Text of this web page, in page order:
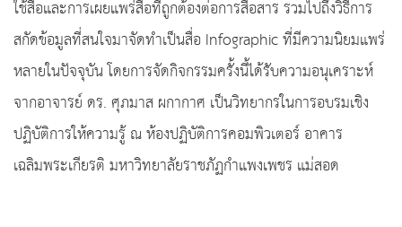
ใช้สื่อและการเผยแพร่สื่อที่ถูกต้องต่อการสื่อสาร รวมไปถึงวิธีการ
สกัดข้อมูลที่สนใจมาจัดทำเป็นสื่อ Infographic ที่มีความนิยมแพร่
หลายในปัจจุบัน โดยการจัดกิจกรรมครั้งนี้ได้รับความอนุเคราะห์
จากอาจารย์ ดร. ศุภมาส ผกากาศ เป็นวิทยากรในการอบรมเชิง
ปฏิบัติการให้ความรู้ ณ ห้องปฏิบัติการคอมพิวเตอร์ อาคาร
เฉลิมพระเกียรติ มหาวิทยาลัยราชภัฏกำแพงเพชร แม่สอด